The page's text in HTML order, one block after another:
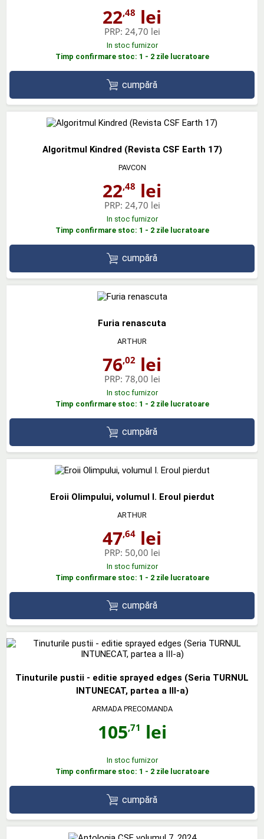
22,48 lei
PRP: 24,70 lei
In stoc furnizor
Timp confirmare stoc: 1 - 2 zile lucratoare
cumpără
Algoritmul Kindred (Revista CSF Earth 17)
PAVCON
22,48 lei
PRP: 24,70 lei
In stoc furnizor
Timp confirmare stoc: 1 - 2 zile lucratoare
cumpără
Furia renascuta
ARTHUR
76,02 lei
PRP: 78,00 lei
In stoc furnizor
Timp confirmare stoc: 1 - 2 zile lucratoare
cumpără
Eroii Olimpului, volumul I. Eroul pierdut
ARTHUR
47,64 lei
PRP: 50,00 lei
In stoc furnizor
Timp confirmare stoc: 1 - 2 zile lucratoare
cumpără
Tinuturile pustii - editie sprayed edges (Seria TURNUL
INTUNECAT, partea a III-a)
ARMADA PRECOMANDA
105,71 lei
In stoc furnizor
Timp confirmare stoc: 1 - 2 zile lucratoare
cumpără